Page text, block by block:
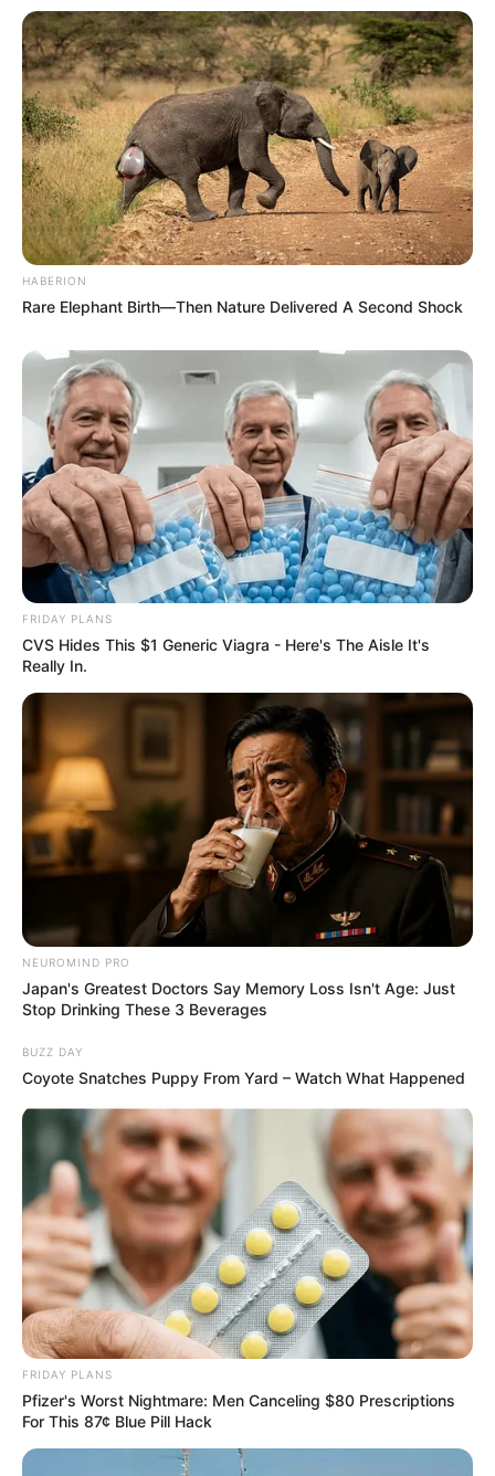
HABERION
Rare Elephant Birth—Then Nature Delivered A Second Shock
FRIDAY PLANS
CVS Hides This $1 Generic Viagra - Here's The Aisle It's
Really In.
NEUROMIND PRO
Japan's Greatest Doctors Say Memory Loss Isn't Age: Just
Stop Drinking These 3 Beverages
BUZZ DAY
Coyote Snatches Puppy From Yard – Watch What Happened
FRIDAY PLANS
Pfizer's Worst Nightmare: Men Canceling $80 Prescriptions
For This 87¢ Blue Pill Hack